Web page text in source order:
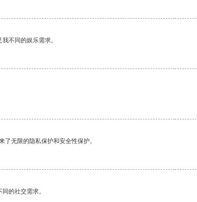
不同的娱乐需求。
无限的隐私保护和安全性保护。
的社交需求。